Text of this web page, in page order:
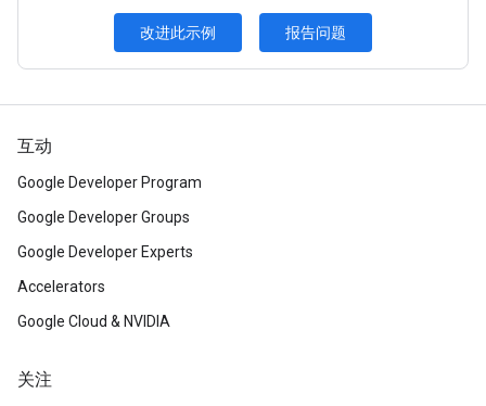
改进此示例 报告问题
互动
Google Developer Program
Google Developer Groups
Google Developer Experts
Accelerators
Google Cloud & NVIDIA
关注